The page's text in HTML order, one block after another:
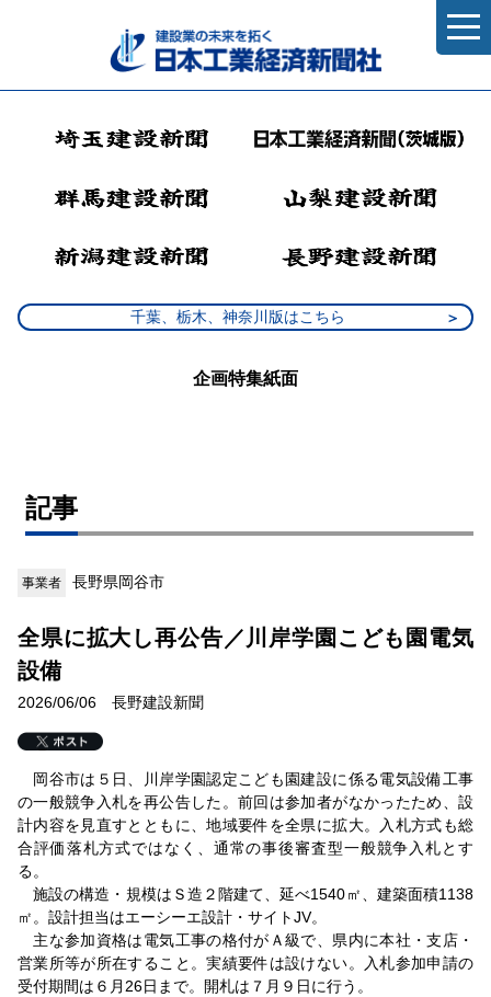
千葉、栃木、神奈川版はこちら
企画特集紙面
記事
事業者 長野県岡谷市
全県に拡大し再公告／川岸学園こども園電気
設備
2026/06/06 長野建設新聞
岡谷市は５日、川岸学園認定こども園建設に係る電気設備工事
の一般競争入札を再公告した。前回は参加者がなかったため、設
計内容を見直すとともに、地域要件を全県に拡大。入札方式も総
合評価落札方式ではなく、通常の事後審査型一般競争入札とす
る。
施設の構造・規模はＳ造２階建て、延べ1540㎡、建築面積1138
㎡。設計担当はエーシーエ設計・サイトJV。
主な参加資格は電気工事の格付がＡ級で、県内に本社・支店・
営業所等が所在すること。実績要件は設けない。入札参加申請の
受付期間は６月26日まで。開札は７月９日に行う。